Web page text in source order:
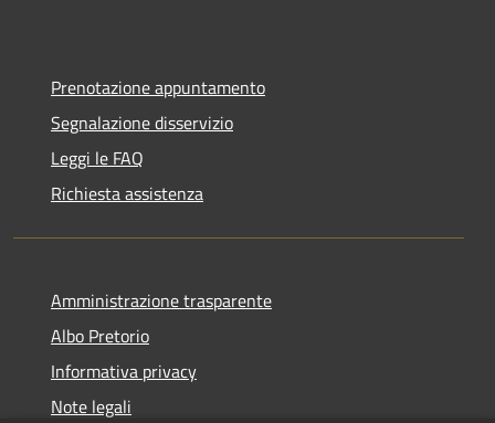
Prenotazione appuntamento
Segnalazione disservizio
Leggi le FAQ
Richiesta assistenza
Amministrazione trasparente
Albo Pretorio
Informativa privacy
Note legali